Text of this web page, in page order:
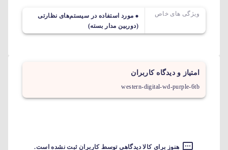
ویژگی های خاص
مورد استفاده در سیستم‌های نظارتی
(دوربین مدار بسته)
امتیاز و دیدگاه کاربران
western-digital-wd-purple-6tb
هنوز برای کالا دیدگاهی توسط کاربران ثبت نشده است.